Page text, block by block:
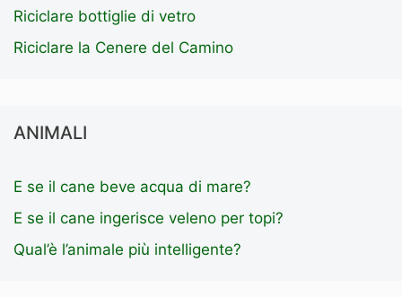
Riciclare bottiglie di vetro
Riciclare la Cenere del Camino
ANIMALI
E se il cane beve acqua di mare?
E se il cane ingerisce veleno per topi?
Qual’è l’animale più intelligente?